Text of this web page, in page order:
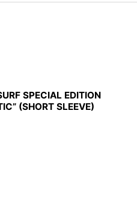
SPECIAL EDITION
(SHORT SLEEVE)